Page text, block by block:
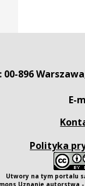
00-896
E-
Polityka
Utwory na tym portalu
Uznanie autorstwa